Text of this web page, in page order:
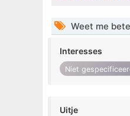
Weet me
Interesses
Niet
Uitje